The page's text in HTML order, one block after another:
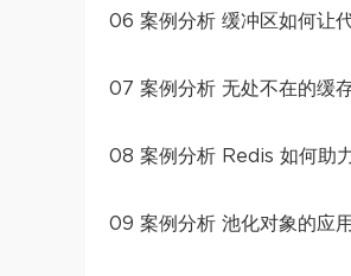
06 案例分析 缓冲区如何让
07 案例分析 无处不在的缓
08 案例分析 Redis 如何助
09 案例分析 池化对象的应